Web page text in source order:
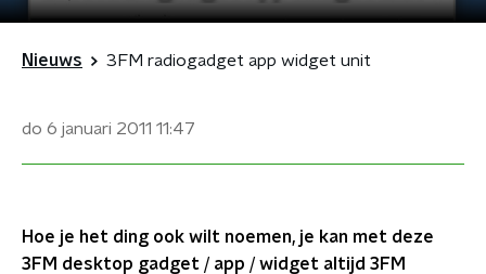
Nieuws 3FM radiogadget app widget unit
do 6 januari 2011 11:47
Hoe je het ding ook wilt noemen, je kan met deze
3FM desktop gadget / app / widget altijd 3FM